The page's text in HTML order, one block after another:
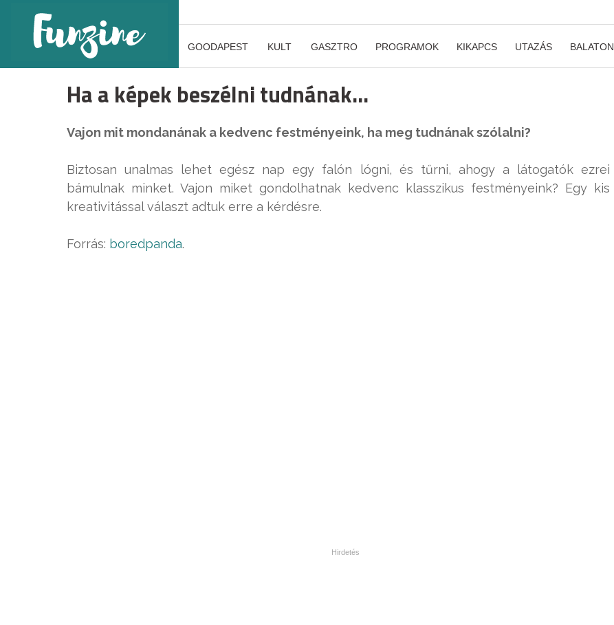
GOODAPEST KULT GASZTRO PROGRAMOK KIKAPCS UTAZÁS BALATON
Ha a képek beszélni tudnának…
Vajon mit mondanának a kedvenc festményeink, ha meg tudnának szólalni?
Biztosan unalmas lehet egész nap egy falón lógni, és tűrni, ahogy a látogatók ezrei
bámulnak minket. Vajon miket gondolhatnak kedvenc klasszikus festményeink? Egy kis
kreativitással választ adtuk erre a kérdésre.
Forrás: boredpanda.